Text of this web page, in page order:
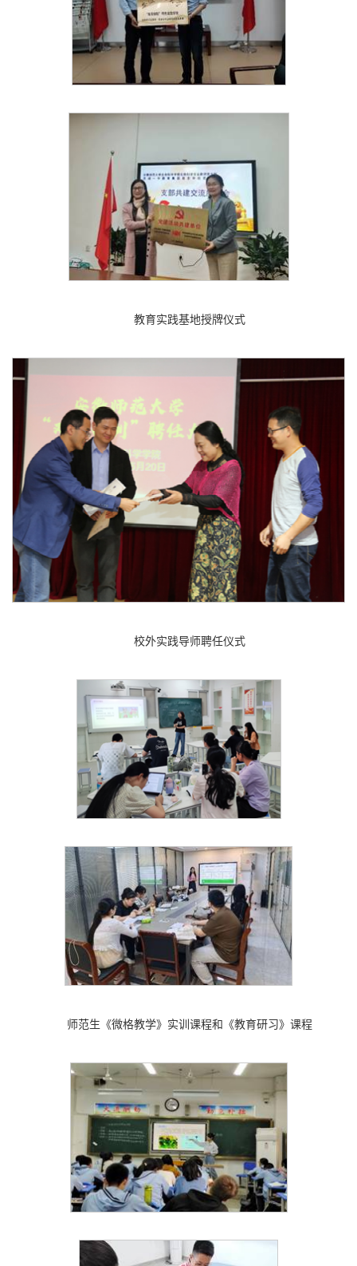
教育实践基地授牌仪式
校外实践导师聘任仪式
师范生《微格教学》实训课程和《教育研习》课程